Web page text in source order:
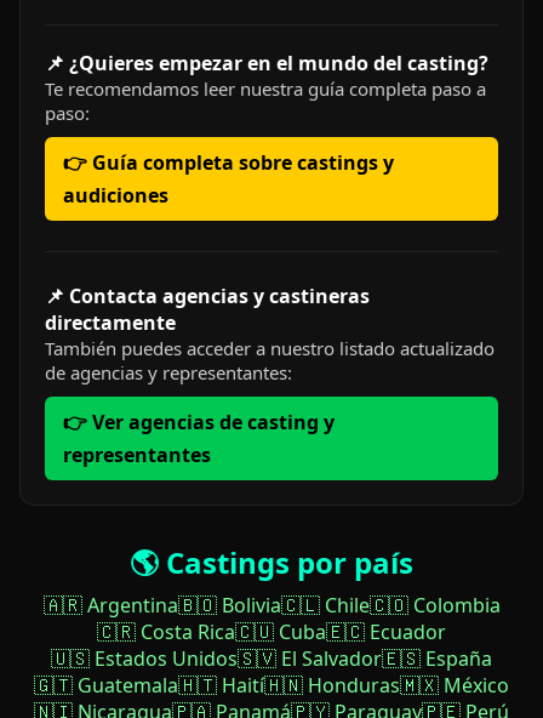
📌 ¿Quieres empezar en el mundo del casting?
Te recomendamos leer nuestra guía completa paso a
paso:
👉 Guía completa sobre castings y
audiciones
📌 Contacta agencias y castineras
directamente
También puedes acceder a nuestro listado actualizado
de agencias y representantes:
👉 Ver agencias de casting y
representantes
🌎 Castings por país
🇦🇷 Argentina🇧🇴 Bolivia🇨🇱 Chile🇨🇴 Colombia
🇨🇷 Costa Rica🇨🇺 Cuba🇪🇨 Ecuador
🇺🇸 Estados Unidos🇸🇻 El Salvador🇪🇸 España
🇬🇹 Guatemala🇭🇹 Haití🇭🇳 Honduras🇲🇽 México
🇳🇮 Nicaragua🇵🇦 Panamá🇵🇾 Paraguay🇵🇪 Perú